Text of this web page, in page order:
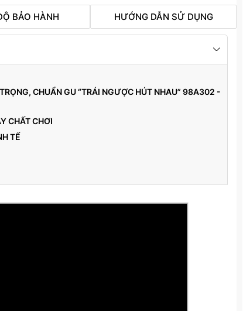
BẢO HÀNH HƯỚNG DẪN SỬ DỤNG
CHUẨN GU “TRÁI NGƯỢC HÚT NHAU” 98A302 -
CHẤT CHƠI
TẾ